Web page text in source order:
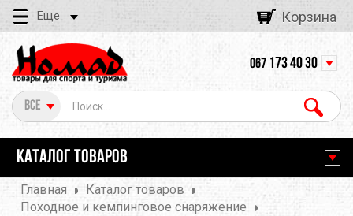
Еще Корзина
Все
067 173 40 30
КАТАЛОГ ТОВАРОВ
Главная
Каталог товаров
Походное и кемпинговое снаряжение